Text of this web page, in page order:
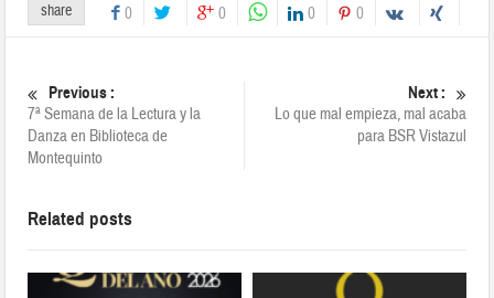
share 0 0 0 0
Previous :
7ª Semana de la Lectura y la
Danza en Biblioteca de
Montequinto
Next :
Lo que mal empieza, mal acaba
para BSR Vistazul
Related posts